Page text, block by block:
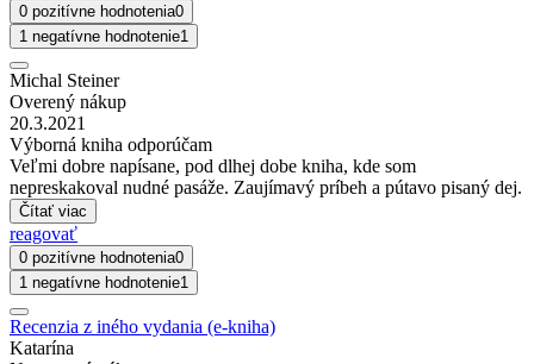
0 pozitívne hodnotenia0
1 negatívne hodnotenie1
Michal Steiner
Overený nákup
20.3.2021
Výborná kniha odporúčam
Veľmi dobre napísane, pod dlhej dobe kniha, kde som
nepreskakoval nudné pasáže. Zaujímavý príbeh a pútavo pisaný dej.
Čítať viac
reagovať
0 pozitívne hodnotenia0
1 negatívne hodnotenie1
Recenzia z iného vydania (e-kniha)
Katarína